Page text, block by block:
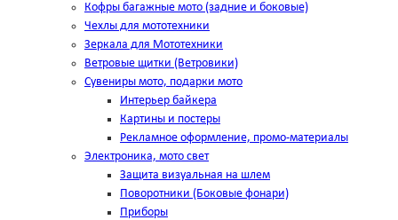
Кофры багажные мото (задние и боковые)
Чехлы для мототехники
Зеркала для Мототехники
Ветровые щитки (Ветровики)
Сувениры мото, подарки мото
Интерьер байкера
Картины и постеры
Рекламное оформление, промо-материалы
Электроника, мото свет
Защита визуальная на шлем
Поворотники (Боковые фонари)
Приборы